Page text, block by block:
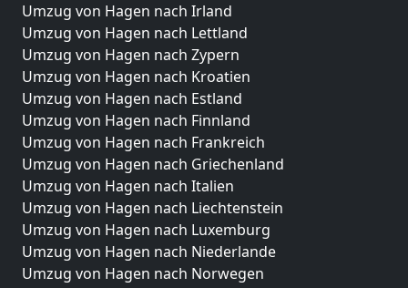
Umzug von Hagen nach Irland
Umzug von Hagen nach Lettland
Umzug von Hagen nach Zypern
Umzug von Hagen nach Kroatien
Umzug von Hagen nach Estland
Umzug von Hagen nach Finnland
Umzug von Hagen nach Frankreich
Umzug von Hagen nach Griechenland
Umzug von Hagen nach Italien
Umzug von Hagen nach Liechtenstein
Umzug von Hagen nach Luxemburg
Umzug von Hagen nach Niederlande
Umzug von Hagen nach Norwegen